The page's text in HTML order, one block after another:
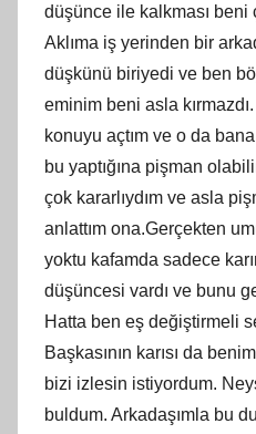
düşünce ile kalkması beni
Aklıma iş yerinden bir
düşkünü biriyedi ve ben
eminim beni asla
konuyu açtım ve o da
bu yaptığına pişman
çok kararlıydım ve asla
anlattım ona.Gerçekten
yoktu kafamda sadece
düşüncesi vardı ve bunu
Hatta ben eş değiştirmeli
Başkasının karısı da
bizi izlesin istiyordum.
buldum. Arkadaşımla bu